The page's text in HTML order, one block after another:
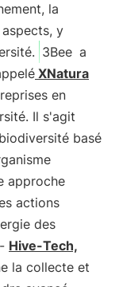
la
y
3Bee a
XNatura
en
Il s'agit
basé
approche
actions
des
Hive-Tech,
la collecte et